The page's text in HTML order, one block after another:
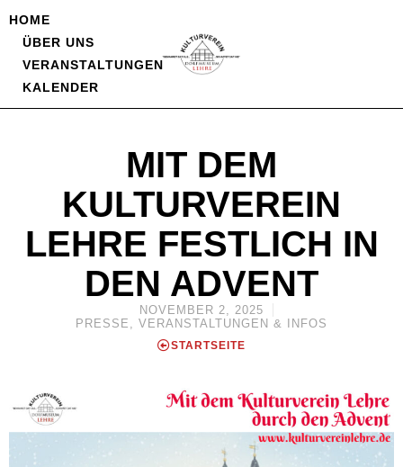
HOME
ÜBER UNS
VERANSTALTUNGEN
KALENDER
MIT DEM
KULTURVEREIN
LEHRE FESTLICH IN
DEN ADVENT
NOVEMBER 2, 2025
PRESSE , VERANSTALTUNGEN & INFOS
STARTSEITE